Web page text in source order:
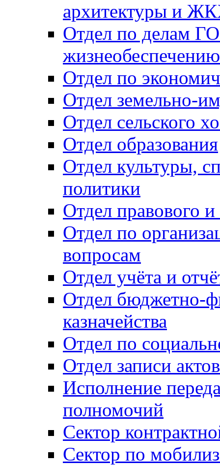
архитектуры и
Отдел по делам
Отдел по
Отдел земельно-
Отдел сельского
Отдел образования
Отдел культуры,
политики
Отдел правового
Отдел по
вопросам
Отдел учёта и
Отдел бюджетно-
казначейства
Отдел по
Отдел записи
Исполнение
полномочий
Сектор
Сектор по